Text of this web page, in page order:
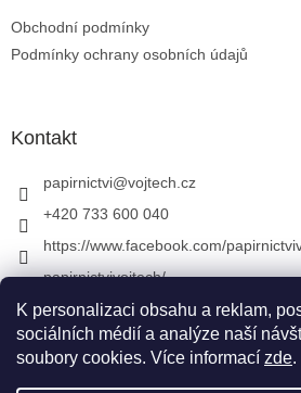
K personalizaci obsahu a reklam,
sociálních médií a analýze naší
soubory cookies. Více informací zde.
Obchodní podmínky
Podmínky ochrany osobních údajů
Kontakt
papirnictvi@vojtech.cz
+420 733 600 040
https://www.facebook.com/
papirnictvivojtech/
+420 733 600 040